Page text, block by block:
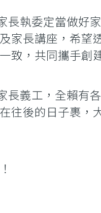
執委定當做好
家長講座，希望
致，共同攜手創
義工，全賴有
往後的日子裹，